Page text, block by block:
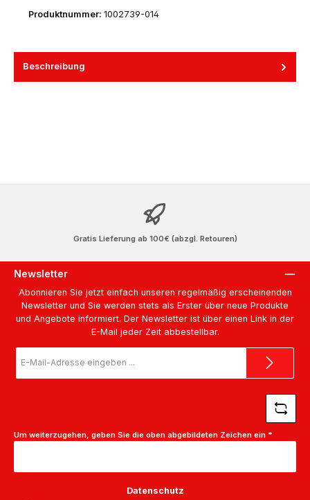
Produktnummer: 1002739-014
Beschreibung
Gratis Lieferung ab 100€ (abzgl. Retouren)
Newsletter
Abonnieren Sie jetzt einfach unseren regelmäßig erscheinenden
Newsletter und Sie werden stets als Erster über neue Produkte
und Angebote informiert. Der Newsletter ist über einen Link in der
E-Mail jeder Zeit abbestellbar.
Mail-
Um weiterzugehen, geben Sie die oben abgebildeten Zeichen ein *
Datenschutz